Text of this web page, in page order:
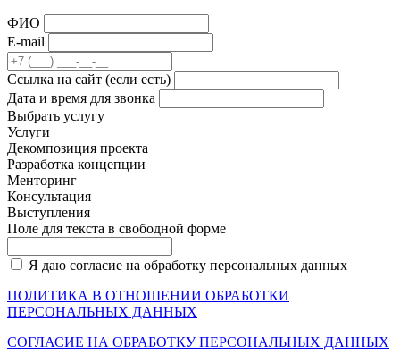
ФИО
E-mail
Cсылка на сайт (если есть)
Дата и время для звонка
Выбрать услугу
Услуги
Декомпозиция проекта
Разработка концепции
Менторинг
Консультация
Выступления
Поле для текста в свободной форме
Я даю согласие на обработку персональных данных
ПОЛИТИКА В ОТНОШЕНИИ ОБРАБОТКИ
ПЕРСОНАЛЬНЫХ ДАННЫХ
СОГЛАСИЕ НА ОБРАБОТКУ ПЕРСОНАЛЬНЫХ ДАННЫХ